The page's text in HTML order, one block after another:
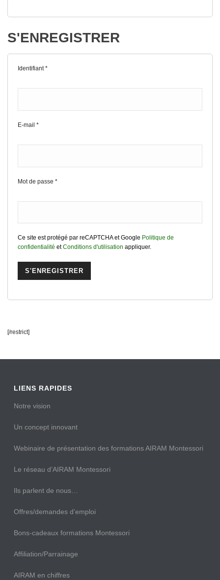
S'ENREGISTRER
Identifiant*
E-mail *
Mot de passe *
Ce site est protégé par reCAPTCHA et Google Politique de
confidentialité etConditions d'utilisation appliquer.
[/restrict]
LIENS RAPIDES
Notre vision
Un concept innovant
Webinaire de présentation des formations AIRAM Montessori
Le réseau d’AIRAM Montessori
Ils parlent de nous…
Offres/demandes d’emploi
Bons-cadeaux formations Montessori
Affiliation/Parrainage
AIRAM en chiffres